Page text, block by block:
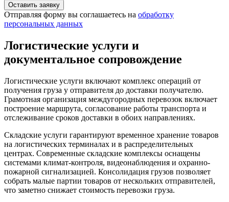
Оставить заявку
Отправляя форму вы соглашаетесь на обработку
персональных данных
Логистические услуги и
документальное сопровождение
Логистические услуги включают комплекс операций от
получения груза у отправителя до доставки получателю.
Грамотная организация междугородных перевозок включает
построение маршрута, согласование работы транспорта и
отслеживание сроков доставки в обоих направлениях.
Складские услуги гарантируют временное хранение товаров
на логистических терминалах и в распределительных
центрах. Современные складские комплексы оснащены
системами климат-контроля, видеонаблюдения и охранно-
пожарной сигнализацией. Консолидация грузов позволяет
собрать малые партии товаров от нескольких отправителей,
что заметно снижает стоимость перевозки груза.